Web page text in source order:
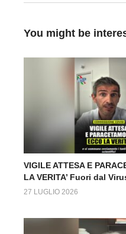
You might be
VIGILE ATTESA E
LA VERITA’ Fuori dal
27 LUGLIO 2026